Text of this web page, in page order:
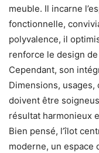
meuble. Il incarne
fonctionnelle,
polyvalence, il
renforce le design
Cependant, son
Dimensions,
doivent être
résultat harmonieux
Bien pensé, l’îlot
moderne, un espace